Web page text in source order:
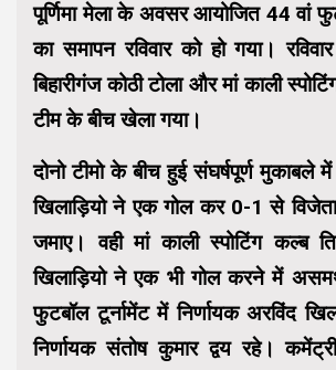
पूर्णिमा मेला के अवसर आयोजित 44 वां
का समापन रविवार को हो गया।
बिहारीगंज कोठी टोला और मां काली
टीम के बीच खेला गया।
दोनो टीमो के बीच हुई संघर्षपूर्ण मुकाबले
खिलाड़ियो ने एक गोल कर 0-1 से
जमाए। वही मां काली स्पोटिंग कल्ब
खिलाड़ियो ने एक भी गोल करने में
फुटबॉल टूर्नामेंट में निर्णायक अरविंद
निर्णायक संतोष कुमार द्वय रहे।